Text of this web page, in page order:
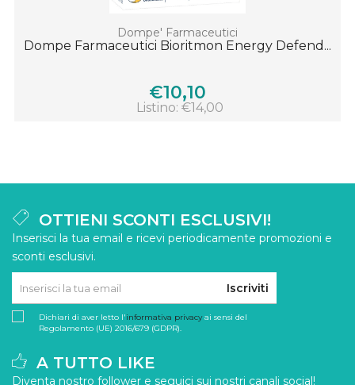
Dompe' Farmaceutici
Dompe Farmaceutici Bioritmon Energy Defend...
€10,10
Listino: €14,00
OTTIENI SCONTI ESCLUSIVI!
Inserisci la tua email e ricevi periodicamente promozioni e
sconti esclusivi.
Iscriviti
Dichiari di aver letto l'informativa privacyai sensi del
Regolamento (UE) 2016/679 (GDPR).
A TUTTO LIKE
Diventa nostro follower e seguici sui nostri canali social!